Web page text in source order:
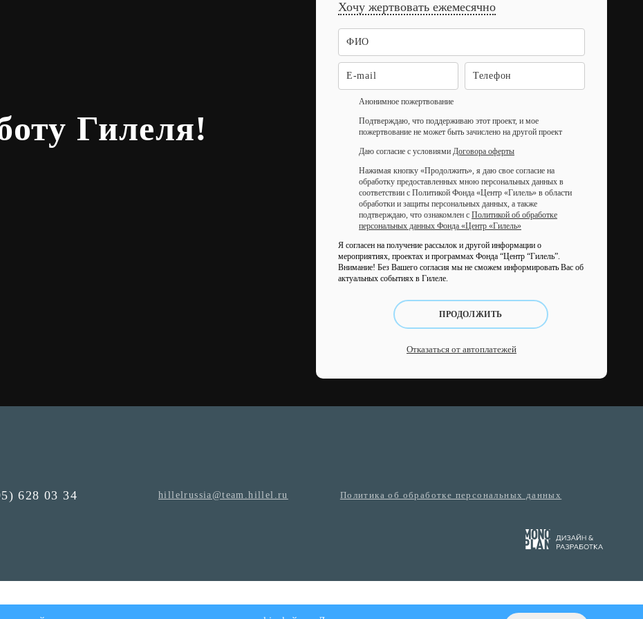
Гилеля!
Хочу жертвовать ежемесячно
Анонимное пожертвование
Подтверждаю, что поддерживаю этот проект, и мое
пожертвование не может быть зачислено на другой проект
Даю согласие с условиями Договора оферты
Нажимая кнопку «Продолжить», я даю свое согласие на
обработку предоставленных мною персональных данных в
соответствии с Политикой Фонда «Центр «Гилель» в области
обработки и защиты персональных данных, а также
подтверждаю, что ознакомлен с Политикой об обработке
персональных данных Фонда «Центр «Гилель»
Я согласен на получение рассылок и другой информации о
мероприятиях, проектах и программах Фонда “Центр “Гилель”.
Внимание! Без Вашего согласия мы не сможем информировать Вас об
актуальных событиях в Гилеле.
ПРОДОЛЖИТЬ
Отказаться от автоплатежей
628 03 34 hillelrussia@team.hillel.ru Политика об обработке персональных данных